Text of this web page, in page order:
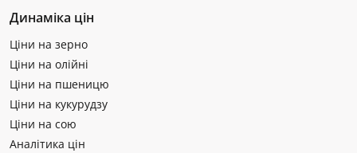
Динаміка цін
Ціни на зерно
Ціни на олійні
Ціни на пшеницю
Ціни на кукурудзу
Ціни на сою
Аналітика цін